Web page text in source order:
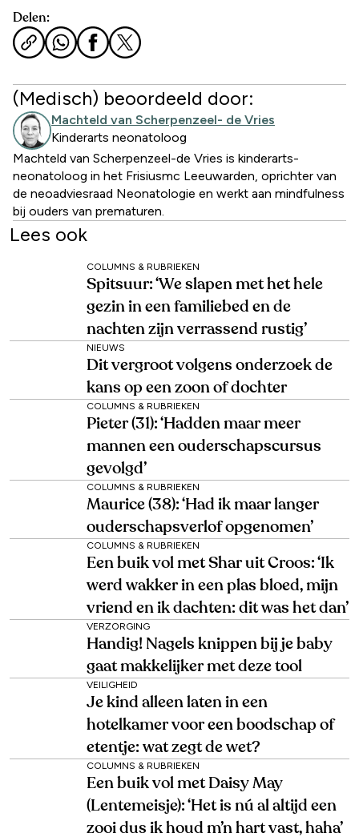
Delen:
(Medisch) beoordeeld door:
Machteld van Scherpenzeel- de Vries
Kinderarts neonatoloog
Machteld van Scherpenzeel-de Vries is kinderarts-
neonatoloog in het Frisiusmc Leeuwarden, oprichter van
de neoadviesraad Neonatologie en werkt aan mindfulness
bij ouders van prematuren.
Lees ook
COLUMNS & RUBRIEKEN
Spitsuur: ‘We slapen met het hele
gezin in een familiebed en de
nachten zijn verrassend rustig’
NIEUWS
Dit vergroot volgens onderzoek de
kans op een zoon of dochter
COLUMNS & RUBRIEKEN
Pieter (31): ‘Hadden maar meer
mannen een ouderschapscursus
gevolgd’
COLUMNS & RUBRIEKEN
Maurice (38): ‘Had ik maar langer
ouderschapsverlof opgenomen’
COLUMNS & RUBRIEKEN
Een buik vol met Shar uit Croos: ‘Ik
werd wakker in een plas bloed, mijn
vriend en ik dachten: dit was het dan’
VERZORGING
Handig! Nagels knippen bij je baby
gaat makkelijker met deze tool
VEILIGHEID
Je kind alleen laten in een
hotelkamer voor een boodschap of
etentje: wat zegt de wet?
COLUMNS & RUBRIEKEN
Een buik vol met Daisy May
(Lentemeisje): ‘Het is nú al altijd een
zooi dus ik houd m’n hart vast, haha’